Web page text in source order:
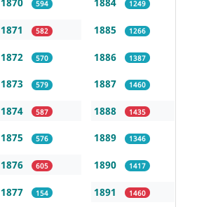
1870 594
1871 582
1872 570
1873 579
1874 587
1875 576
1876 605
1877 154
1884 1249
1885 1266
1886 1387
1887 1460
1888 1435
1889 1346
1890 1417
1891 1460